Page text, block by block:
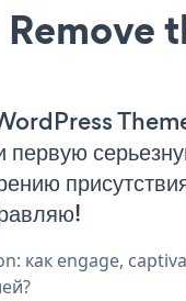
Remove
первую
как engage,